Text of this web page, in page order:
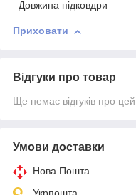
Довжина підковдри
Приховати
Відгуки про товар
Ще немає відгуків про
Умови доставки
Нова Пошта